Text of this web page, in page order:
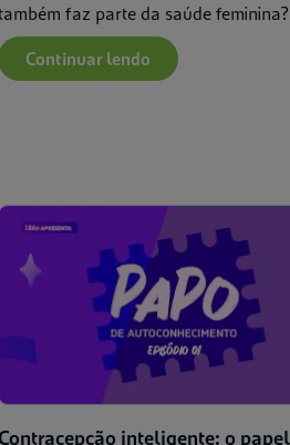
também faz parte da saúde
Continuar lendo
Contracepção inteligente: o